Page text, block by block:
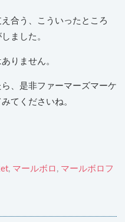
合う、こういったところ
ました。
りません。
、是非ファーマーズマーケ
てくださいね。
, マールボロ , マールボロフ